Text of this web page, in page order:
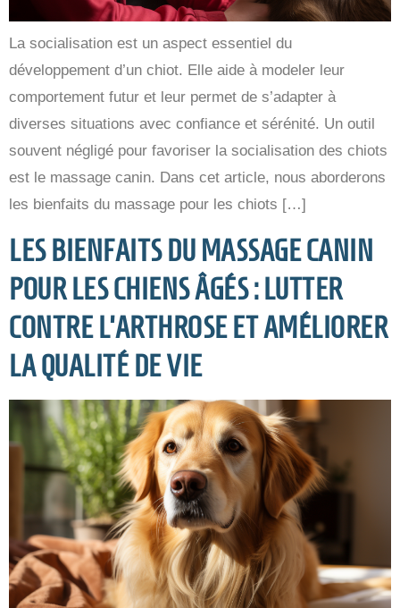
La socialisation est un aspect essentiel du
développement d’un chiot. Elle aide à modeler leur
comportement futur et leur permet de s’adapter à
diverses situations avec confiance et sérénité. Un outil
souvent négligé pour favoriser la socialisation des chiots
est le massage canin. Dans cet article, nous aborderons
les bienfaits du massage pour les chiots […]
LES BIENFAITS DU MASSAGE CANIN
POUR LES CHIENS ÂGÉS : LUTTER
CONTRE L’ARTHROSE ET AMÉLIORER
LA QUALITÉ DE VIE